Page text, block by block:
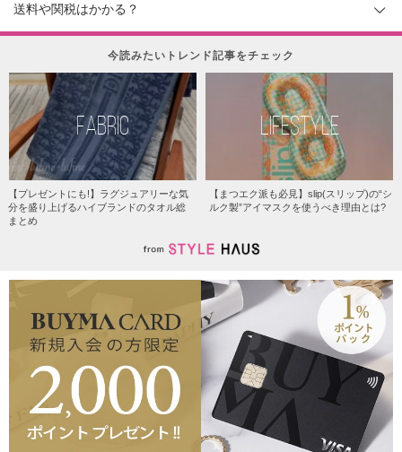
送料や関税はかかる？
今読みたいトレンド記事をチェック
FABRIC
【プレゼントにも!】ラグジュアリーな気
分を盛り上げるハイブランドのタオル総
まとめ
LIFESTYLE
【まつエク派も必見】slip(スリップ)の“シ
ルク製”アイマスクを使うべき理由とは?